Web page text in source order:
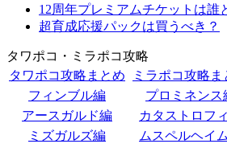
12周年プレミアムチケットは誰
超育成応援パックは買うべき？
タワポコ・ミラポコ攻略
タワポコ攻略まとめ
ミラポコ攻略ま
フィンブル編
プロミネンス
アースガルド編
カタストロフ
ミズガルズ編
ムスペルヘイ